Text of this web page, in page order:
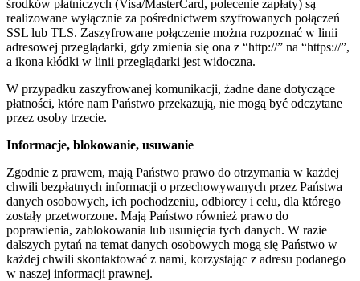
środków płatniczych (Visa/MasterCard, polecenie zapłaty) są
realizowane wyłącznie za pośrednictwem szyfrowanych połączeń
SSL lub TLS. Zaszyfrowane połączenie można rozpoznać w linii
adresowej przeglądarki, gdy zmienia się ona z “http://” na “https://”,
a ikona kłódki w linii przeglądarki jest widoczna.
W przypadku zaszyfrowanej komunikacji, żadne dane dotyczące
płatności, które nam Państwo przekazują, nie mogą być odczytane
przez osoby trzecie.
Informacje, blokowanie, usuwanie
Zgodnie z prawem, mają Państwo prawo do otrzymania w każdej
chwili bezpłatnych informacji o przechowywanych przez Państwa
danych osobowych, ich pochodzeniu, odbiorcy i celu, dla którego
zostały przetworzone. Mają Państwo również prawo do
poprawienia, zablokowania lub usunięcia tych danych. W razie
dalszych pytań na temat danych osobowych mogą się Państwo w
każdej chwili skontaktować z nami, korzystając z adresu podanego
w naszej informacji prawnej.